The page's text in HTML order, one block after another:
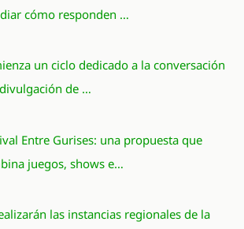
cómo responden …
un ciclo dedicado a la conversación
de …
Entre Gurises: una propuesta que
juegos, shows e…
las instancias regionales de la